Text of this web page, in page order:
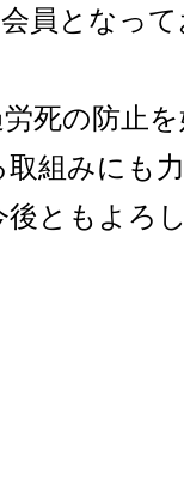
員となっ
死の防止
取組みにも
後ともよろ